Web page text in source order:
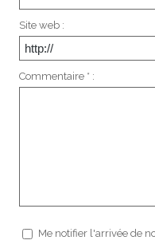
Site web :
Commentaire * :
Me notifier l'arrivée de